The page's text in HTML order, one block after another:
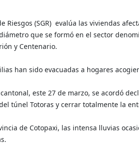
Riesgos (SGR) evalúa las viviendas
que se formó en el sector
y Centenario.
han sido evacuadas a hogares
este 27 de marzo, se acordó
túnel Totoras y cerrar totalmente la
de Cotopaxi, las intensa lluvias